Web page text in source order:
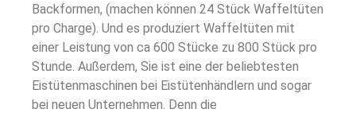
Backformen, (machen können 24 Stück Waffeltüten
pro Charge). Und es produziert Waffeltüten mit
einer Leistung von ca 600 Stücke zu 800 Stück pro
Stunde. Außerdem, Sie ist eine der beliebtesten
Eistütenmaschinen bei Eistütenhändlern und sogar
bei neuen Unternehmen. Denn die